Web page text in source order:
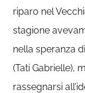
riparo nel
stagione
nella speranza
(Tati Gabrielle),
rassegnarsi